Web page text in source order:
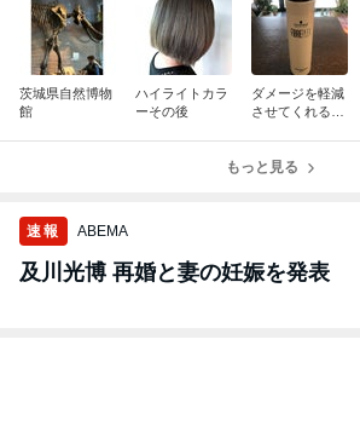
茨城県自然博物
館
ハイライトカラ
ーその後
ダメージを軽減
させてくれるシ
もっと見る
速報 ABEMA
及川光博 再婚と妻の妊娠を発表